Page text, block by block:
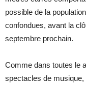
possible de la
confondues, avant la
septembre prochain.
Comme dans toutes le
spectacles de